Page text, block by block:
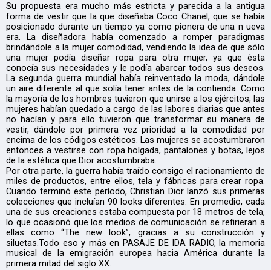
Su propuesta era mucho más estricta y parecida a la antigua
forma de vestir que la que diseñaba Coco Chanel, que se había
posicionado durante un tiempo ya como pionera de una n ueva
era. La diseñadora había comenzado a romper paradigmas
brindándole a la mujer comodidad, vendiendo la idea de que sólo
una mujer podía diseñar ropa para otra mujer, ya que ésta
conocía sus necesidades y le podía abarcar todos sus deseos.
La segunda guerra mundial había reinventado la moda, dándole
un aire diferente al que solía tener antes de la contienda. Como
la mayoría de los hombres tuvieron que unirse a los ejércitos, las
mujeres habían quedado a cargo de las labores diarias que antes
no hacían y para ello tuvieron que transformar su manera de
vestir, dándole por primera vez prioridad a la comodidad por
encima de los códigos estéticos. Las mujeres se acostumbraron
entonces a vestirse con ropa holgada, pantalones y botas, lejos
de la estética que Dior acostumbraba.
Por otra parte, la guerra había traído consigo el racionamiento de
miles de productos, entre ellos, tela y fábricas para crear ropa.
Cuando terminó este período, Christian Dior lanzó sus primeras
colecciones que incluían 90 looks diferentes. En promedio, cada
una de sus creaciones estaba compuesta por 18 metros de tela,
lo que ocasionó que los medios de comunicación se refirieran a
ellas como “The new look”, gracias a su construcción y
siluetas.Todo eso y más en PASAJE DE IDA RADIO, la memoria
musical de la emigración europea hacia América durante la
primera mitad del siglo XX.